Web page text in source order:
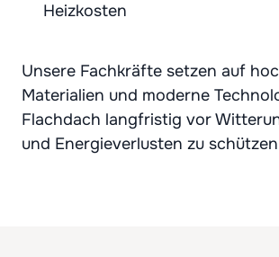
Heizkosten
Unsere Fachkräfte setzen auf
Materialien und moderne
Flachdach langfristig vor
und Energieverlusten zu